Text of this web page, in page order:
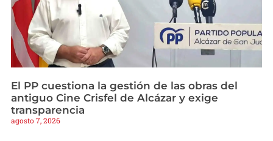
El PP cuestiona la gestión de las obras del
antiguo Cine Crisfel de Alcázar y exige
transparencia
agosto 7, 2026